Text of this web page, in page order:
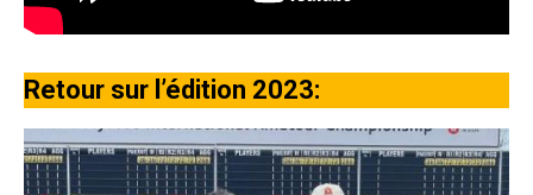
Retour sur l’édition 2023: